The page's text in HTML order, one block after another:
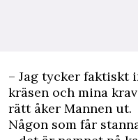
– Jag tycker faktiskt
kräsen och mina
rätt åker Mannen ut.
Någon som får